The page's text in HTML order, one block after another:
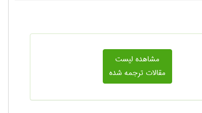
مشاهده لیست
مقالات ترجمه شده